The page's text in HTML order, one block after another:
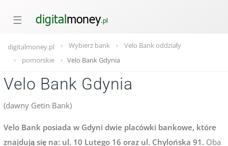
☰
digitalmoney.pl Wybierz bank
Velo Bank oddziały
pomorskie
Velo Bank Gdynia
Velo Bank Gdynia
(dawny Getin Bank)
Velo Bank posiada w Gdyni dwie placówki bankowe, które
znajdują się na: ul. 10 Lutego 16 oraz ul. Chylońska 91. Oba